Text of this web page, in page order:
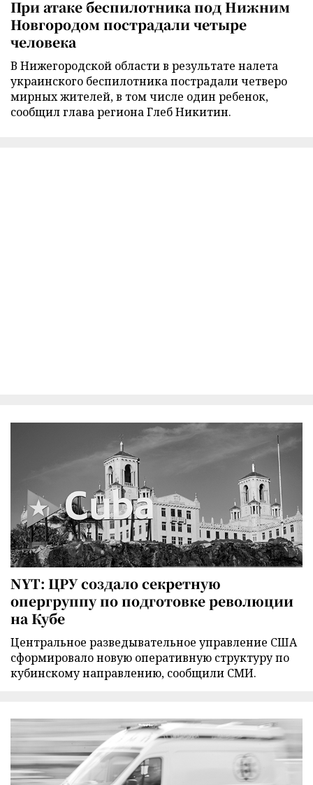
При атаке беспилотника под Нижним
Новгородом пострадали четыре
человека
В Нижегородской области в результате налета
украинского беспилотника пострадали четверо
мирных жителей, в том числе один ребенок,
сообщил глава региона Глеб Никитин.
NYT: ЦРУ создало секретную
опергруппу по подготовке революции
на Кубе
Центральное разведывательное управление США
сформировало новую оперативную структуру по
кубинскому направлению, сообщили СМИ.